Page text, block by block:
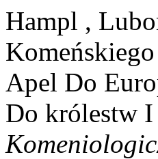
Hampl ,
Apel Do
Do królestw I